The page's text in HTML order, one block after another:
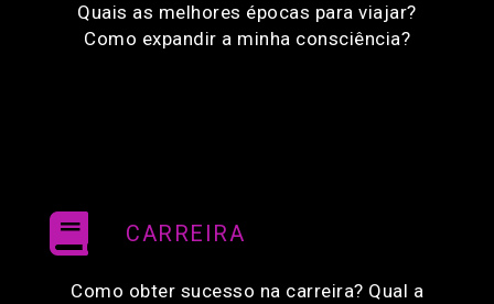
Quais as melhores épocas para viajar?
Como expandir a minha consciência?
CARREIRA
Como obter sucesso na carreira? Qual a